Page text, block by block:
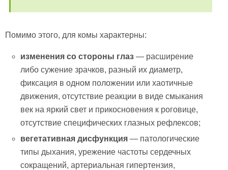
Помимо этого, для комы характерны:
изменения со стороны глаз — расширение
либо сужение зрачков, разный их диаметр,
фиксация в одном положении или хаотичные
движения, отсутствие реакции в виде смыкания
век на яркий свет и прикосновения к роговице,
отсутствие специфических глазных рефлексов;
вегетативная дисфункция — патологические
типы дыхания, урежение частоты сердечных
сокращений, артериальная гипертензия,